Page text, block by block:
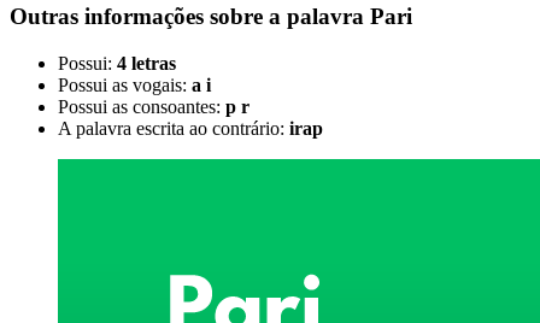
Outras informações sobre a palavra Pari
Possui: 4 letras
Possui as vogais: a i
Possui as consoantes: p r
A palavra escrita ao contrário: irap